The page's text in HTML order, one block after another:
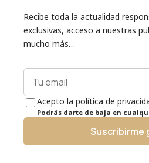
Recibe toda la actualidad
exclusivas, acceso a nuestras
mucho más…
Acepto la política de
Podrás darte de baja en
Suscribirme